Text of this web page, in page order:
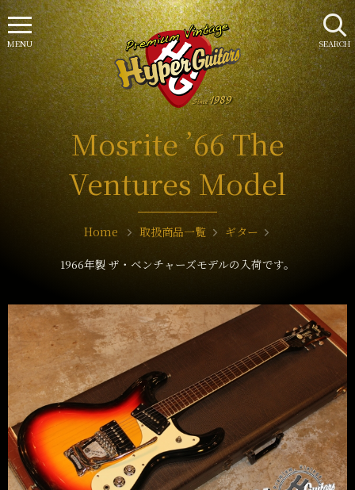
Mosrite ’66 The
Ventures Model
Home 取扱商品一覧 ギター
1966年製 ザ・ベンチャーズモデルの入荷です。
SEARCH
MENU